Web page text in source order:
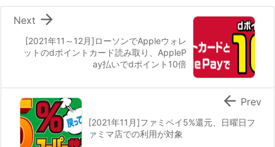
[2021年11～12月]ローソンでAppleウォレ
ットのdポイントカード読み取り、AppleP
ay払いでdポイント10倍

Next
[2021年11月]ファミペイ5%還元、日曜日フ
ァミマ店での利用が対象
 Prev